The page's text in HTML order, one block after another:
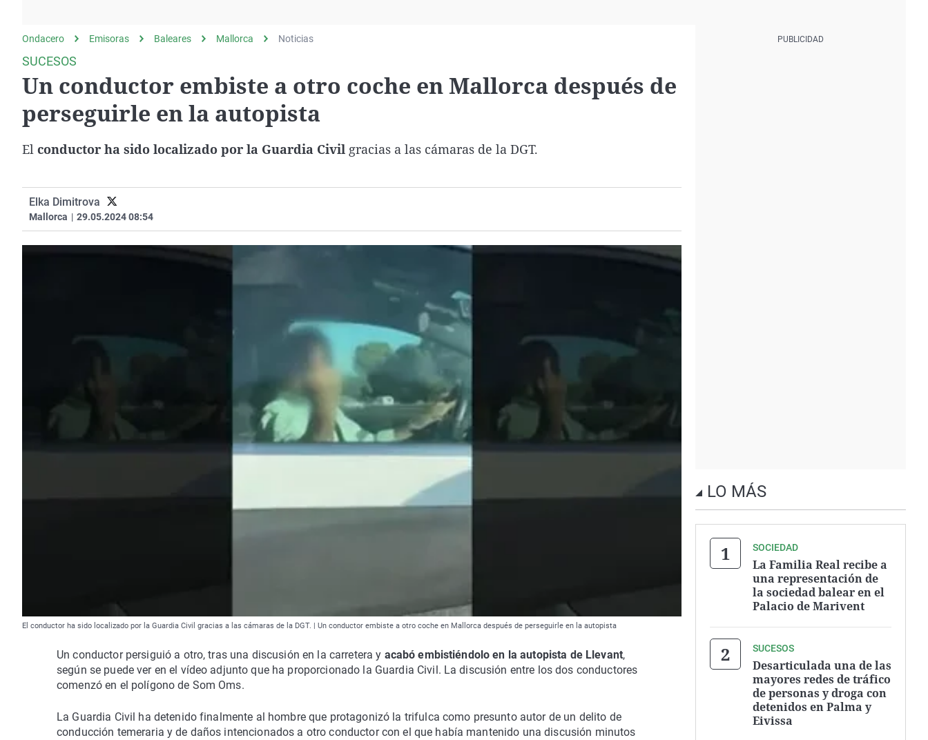
Operación Viuda
Negra
Ondacero Emisoras Baleares Mallorca Noticias
SUCESOS
Un conductor embiste a otro coche en Mallorca después de
perseguirle en la autopista
El conductor ha sido localizado por la Guardia Civil gracias a las cámaras de la DGT.
Elka Dimitrova
Mallorca | 29.05.2024 08:54
El conductor ha sido localizado por la Guardia Civil gracias a las cámaras de la DGT. | Un conductor embiste a otro coche en Mallorca después de perseguirle en la autopista
Un conductor persiguió a otro, tras una discusión en la carretera y acabó embistiéndolo en la autopista de Llevant,
según se puede ver en el vídeo adjunto que ha proporcionado la Guardia Civil. La discusión entre los dos conductores
comenzó en el polígono de Som Oms.
La Guardia Civil ha detenido finalmente al hombre que protagonizó la trifulca como presunto autor de un delito de
conducción temeraria y de daños intencionados a otro conductor con el que había mantenido una discusión minutos
LO MÁS
SOCIEDAD
La Familia Real recibe a
una representación de
la sociedad balear en el
Palacio de Marivent
SUCESOS
Desarticulada una de las
mayores redes de tráfico
de personas y droga con
detenidos en Palma y
Eivissa